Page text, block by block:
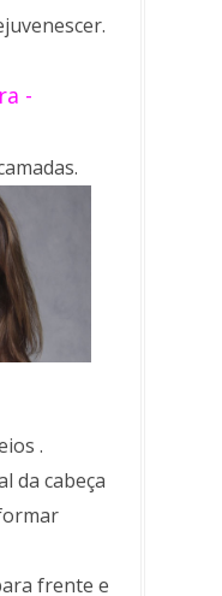
-
.
da cabeça
frente e